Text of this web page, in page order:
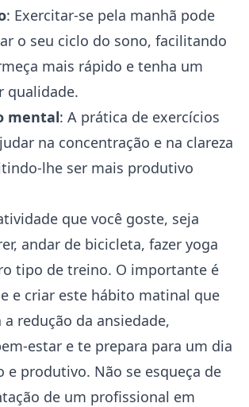
: Exercitar-se pela manhã pode
o seu ciclo do sono, facilitando
mais rápido e tenha um
qualidade.
mental: A prática de exercícios
na concentração e na clareza
lhe ser mais produtivo
que você goste, seja
andar de bicicleta, fazer yoga
tipo de treino. O importante é
e criar este hábito matinal que
redução da ansiedade,
estar e te prepara para um dia
e produtivo. Não se esqueça de
de um profissional em